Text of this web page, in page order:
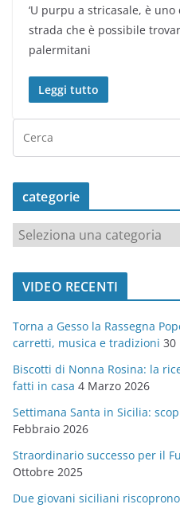
‘U purpu a stricasale, è
strada che è possibile
palermitani
Leggi tutto
categorie
t
o
r
i
e
VIDEO RECENTI
Torna a Gesso la Rassegna
carretti, musica e tradizioni 30
Biscotti di Nonna Rosina: la
fatti in casa 4 Marzo 2026
Settimana Santa in Sicilia:
Febbraio 2026
Straordinario successo per il
Ottobre 2025
Due giovani siciliani